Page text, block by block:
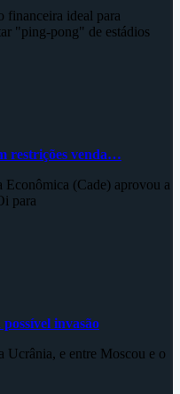
financeira ideal para
"ping-pong" de estádios
restrições venda…
(Cade) aprovou a
para
invasão
Ucrânia, e entre Moscou e o